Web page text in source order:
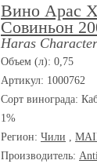
Вино Арас
Совиньон
Haras
Объем (л): 0,75
Артикул: 1000762
Сорт винограда:
1%
Регион: Чили ,
Производитель: